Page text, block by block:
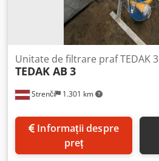
Strenči 1.301 km
Unitate de filtrare praf TEDAK 3
TEDAK AB 3
preț